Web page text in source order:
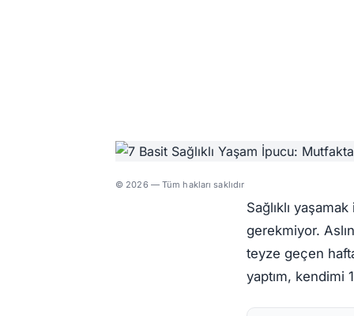
© 2026 — Tüm hakları saklıdır
Sağlıklı
gerekmiyor.
teyze geçen
yaptım, kendimi